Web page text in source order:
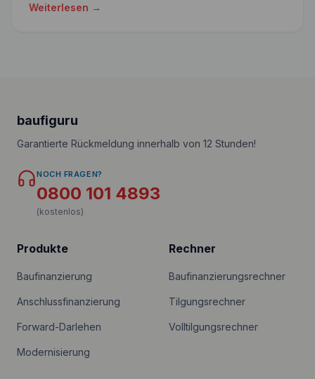
Weiterlesen →
baufiguru
Garantierte Rückmeldung innerhalb von 12 Stunden!
NOCH FRAGEN?
0800 101 4893
(kostenlos)
Produkte
Baufinanzierung
Anschlussfinanzierung
Forward-Darlehen
Modernisierung
Rechner
Baufinanzierungsrechner
Tilgungsrechner
Volltilgungsrechner